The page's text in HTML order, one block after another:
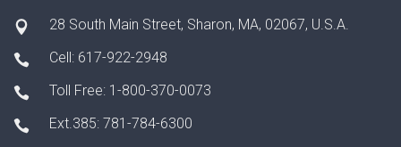
28 South Main Street, Sharon, MA, 02067, U.S.A.
Cell: 617-922-2948
Toll Free: 1-800-370-0073
Ext.385: 781-784-6300